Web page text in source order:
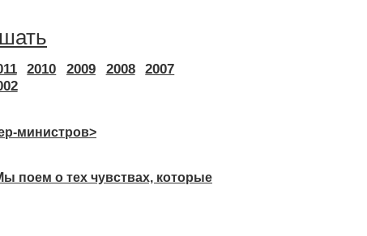
2010 2009 2008
2007
министров>
о тех чувствах, которые